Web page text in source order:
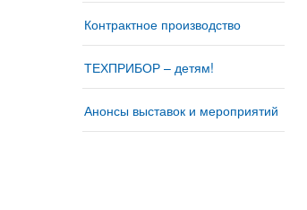
Контрактное производство
ТЕХПРИБОР – детям!
Анонсы выставок и мероприятий